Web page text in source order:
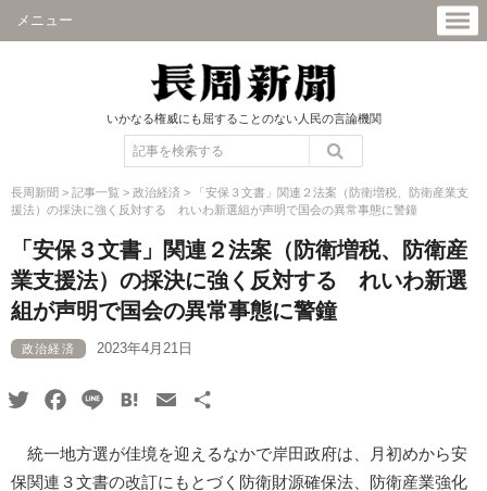
メニュー
いかなる権威にも屈することのない人民の言論機関
長周新聞 > 記事一覧 > 政治経済 >
「安保３文書」関連２法案（防衛増税、防衛産業支
援法）の採決に強く反対する れいわ新選組が声明で国会の異常事態に警鐘
「安保３文書」関連２法案（防衛増税、防衛産
業支援法）の採決に強く反対する れいわ新選
組が声明で国会の異常事態に警鐘
政治経済 2023年4月21日
TwitterFacebook
Line HatenaEmail
統一地方選が佳境を迎えるなかで岸田政府は、月初めから安
保関連３文書の改訂にもとづく防衛財源確保法、防衛産業強化